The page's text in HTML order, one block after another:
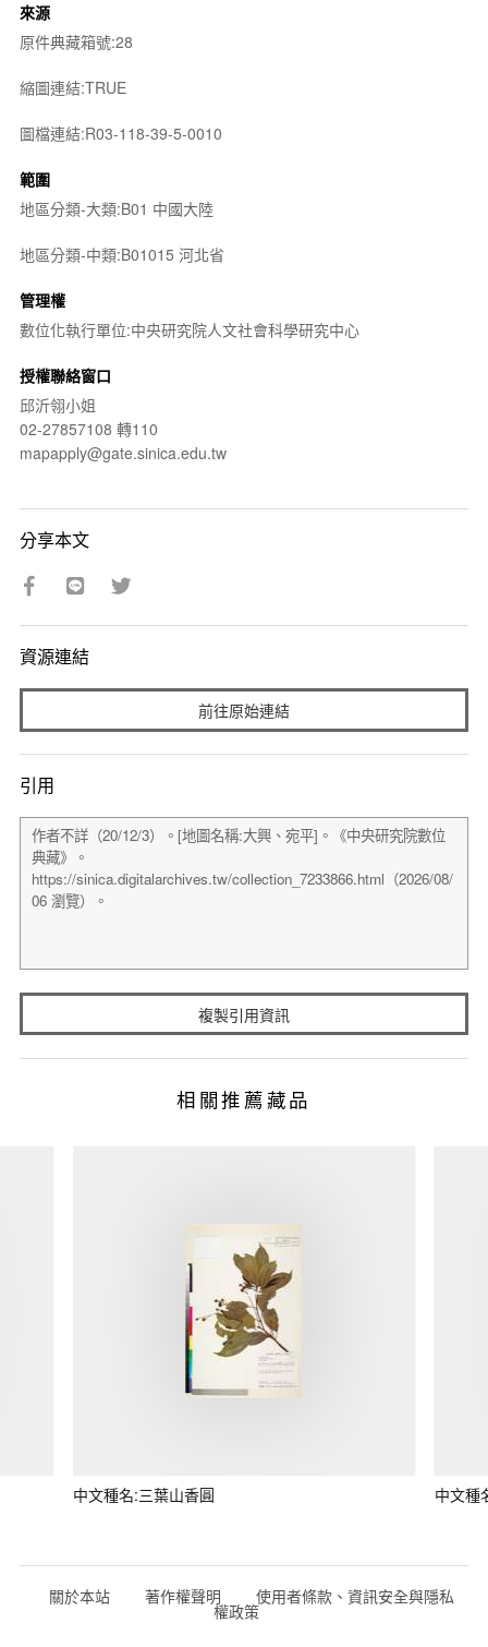
來源
原件典藏箱號:28
縮圖連結:TRUE
圖檔連結:R03-118-39-5-0010
範圍
地區分類-大類:B01 中國大陸
地區分類-中類:B01015 河北省
管理權
數位化執行單位:中央研究院人文社會科學研究中心
授權聯絡窗口
邱沂翎小姐
02-27857108 轉110
mapapply@gate.sinica.edu.tw
分享本文
資源連結
前往原始連結
引用
複製引用資訊
相關推薦藏品
中文種名:三葉山香圓 中文種
關於本站 著作權聲明 使用者條款、資訊安全與隱私
權政策